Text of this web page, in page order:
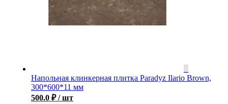
Напольная клинкерная плитка Paradyz Ilario Brown,
300*600*11 мм
500.0 ₽ / шт